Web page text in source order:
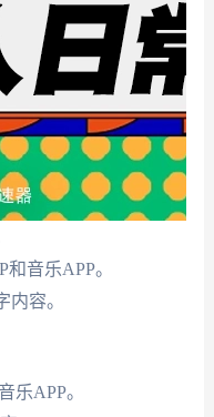
音乐APP。
容。
乐APP。